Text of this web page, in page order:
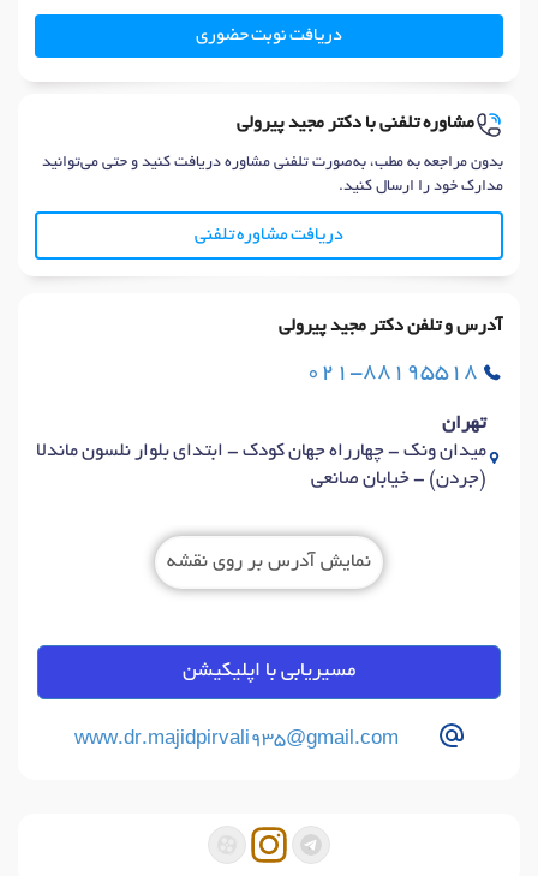
دریافت نوبت حضوری
مشاوره تلفنی با دکتر مجید پیرولی
بدون مراجعه به مطب، به‌صورت تلفنی مشاوره دریافت کنید و حتی می‌توانید
مدارک خود را ارسال کنید.
دریافت مشاوره تلفنی
آدرس و تلفن دکتر مجید پیرولی
021-88195518
تهران
میدان ونک - چهارراه جهان کودک - ابتدای بلوار نلسون ماندلا
(جردن) - خیابان صانعی
نمایش آدرس بر روی نقشه
مسیریابی با اپلیکیشن
www.dr.majidpirvali935@gmail.com